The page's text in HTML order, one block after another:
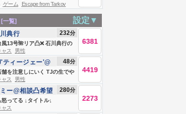
前線攻略TV w/nairusan
ゲーム Escape from Tarkov
[一覧] 設定▼
風13号🌺リア凸❌ 石川典行の
キラジオ
典行 232分
6381
ャス
男性
舗を注意しにいく TJの生でや
！！
ティージェー'@
隊
48分
4419
ャス
男性
ってる ↓タイトル↓
ー@相談凸希望
へ
280分
2273
ャス